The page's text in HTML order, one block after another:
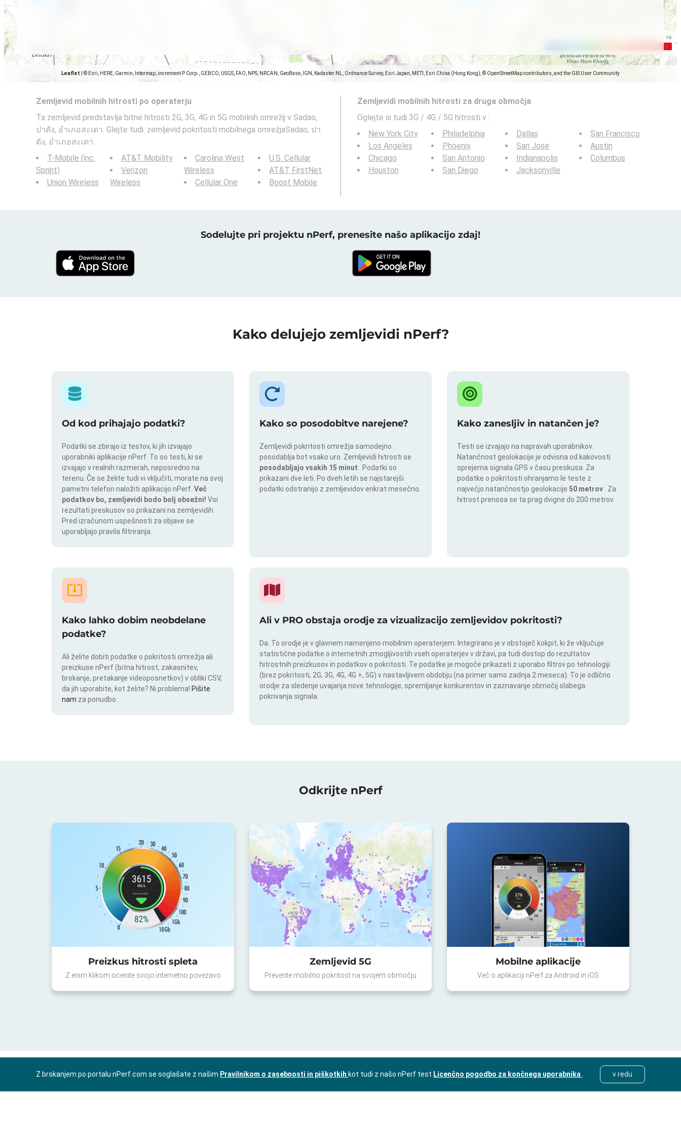
Leaflet © Esri, HERE, Garmin, Intermap, increment P Corp., GEBCO, USGS, FAO, NPS, NRCAN, GeoBase, IGN, Kadaster NL, Ordnance Survey, Esri Japan, METI, Esri China (Hong Kong), © OpenStreetMap contributors, and the GIS User Community
Zemljevid mobilnih hitrosti po operaterju
Ta zemljevid predstavlja bitne hitrosti 2G, 3G, 4G in 5G mobilnih omrežij v Sadao,
ปาดัง, อำเภอสะเดา. Glejte tudi: zemljevid pokritosti mobilnega omrežjaSadao, ปา
ดัง, อำเภอสะเดา.
T-Mobile (inc.
Sprint)
Union Wireless
AT&T Mobility
Verizon
Wireless
Carolina West
Wireless
Cellular One
U.S. Cellular
AT&T FirstNet
Boost Mobile
Zemljevidi mobilnih hitrosti za druga območja
Oglejte si tudi 3G / 4G / 5G hitrosti v :
New York City
Los Angeles
Chicago
Houston
Philadelphia
Phoenix
San Antonio
San Diego
Dallas
San Jose
Indianapolis
Jacksonville
San Francisco
Austin
Columbus
Sodelujte pri projektu nPerf, prenesite našo aplikacijo zdaj!
Kako delujejo zemljevidi nPerf?
Od kod prihajajo podatki?
Podatki se zbirajo iz testov, ki jih izvajajo
uporabniki aplikacije nPerf. To so testi, ki se
izvajajo v realnih razmerah, neposredno na
terenu. Če se želite tudi vi vključiti, morate na svoj
pametni telefon naložiti aplikacijo nPerf. Več
podatkov bo, zemljevidi bodo bolj obsežni! Vsi
rezultati preskusov so prikazani na zemljevidih.
Pred izračunom uspešnosti za objave se
uporabljajo pravila filtriranja.
Kako so posodobitve narejene?
Zemljevidi pokritosti omrežja samodejno
posodablja bot vsako uro. Zemljevidi hitrosti se
posodabljajo vsakih 15 minut
. Podatki so
prikazani dve leti. Po dveh letih se najstarejši
podatki odstranijo z zemljevidov enkrat mesečno.
Kako zanesljiv in natančen je?
Testi se izvajajo na napravah uporabnikov.
Natančnost geolokacije je odvisna od kakovosti
sprejema signala GPS v času preskusa. Za
podatke o pokritosti ohranjamo le teste z
največjo natančnostjo geolokacije 50 metrov
. Za
hitrost prenosa se ta prag dvigne do 200 metrov.
Kako lahko dobim neobdelane
podatke?
Ali želite dobiti podatke o pokritosti omrežja ali
preizkuse nPerf (bitna hitrost, zakasnitev,
brskanje, pretakanje videoposnetkov) v obliki CSV,
da jih uporabite, kot želite? Ni problema! Pišite
nam za ponudbo.
Ali v PRO obstaja orodje za vizualizacijo zemljevidov pokritosti?
Da. To orodje je v glavnem namenjeno mobilnim operaterjem. Integrirano je v obstoječ kokpit, ki že vključuje
statistične podatke o internetnih zmogljivostih vseh operaterjev v državi, pa tudi dostop do rezultatov
hitrostnih preizkusov in podatkov o pokritosti. Te podatke je mogoče prikazati z uporabo filtrov po tehnologiji
(brez pokritosti, 2G, 3G, 4G, 4G +, 5G) v nastavljivem obdobju (na primer samo zadnja 2 meseca). To je odlično
orodje za sledenje uvajanja nove tehnologije, spremljanje konkurentov in zaznavanje območij slabega
pokrivanja signala.
Odkrijte nPerf
Preizkus hitrosti spleta
Z enim klikom ocenite svojo internetno povezavo
Zemljevid 5G
Preverite mobilno pokritost na svojem območju
Mobilne aplikacije
Več o aplikaciji nPerf za Android in iOS
Z brskanjem po portalu nPerf.com se soglašate z našim Pravilnikom o zasebnosti in piškotkih kot tudi z našo nPerf test Licenčno pogodbo za končnega uporabnika v redu